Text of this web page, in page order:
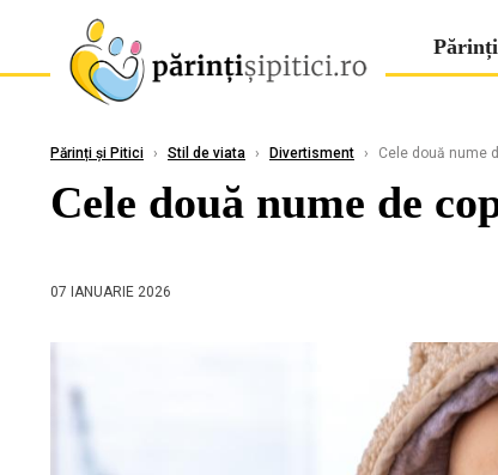
Părinți și Pitici › Stil de viata › Divertisment › Cele două nume
Cele două nume de
07 IANUARIE 2026